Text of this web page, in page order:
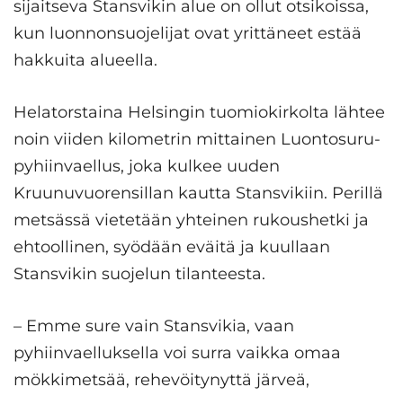
sijaitseva Stansvikin alue on ollut otsikoissa,
kun luonnonsuojelijat ovat yrittäneet estää
hakkuita alueella.
Helatorstaina Helsingin tuomiokirkolta lähtee
noin viiden kilometrin mittainen Luontosuru-
pyhiin­vaellus, joka kulkee uuden
Kruunuvuorensillan kautta Stansvikiin. Perillä
metsässä vietetään yhteinen rukoushetki ja
ehtoollinen, syödään eväitä ja kuullaan
Stansvikin suojelun tilanteesta.
– Emme sure vain Stansvikia, vaan
pyhiinvaelluksella voi ­surra vaikka omaa
mökkimetsää, rehevöitynyttä järveä,